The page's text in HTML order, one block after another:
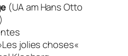
(UA am Hans Otto
jolies choses«